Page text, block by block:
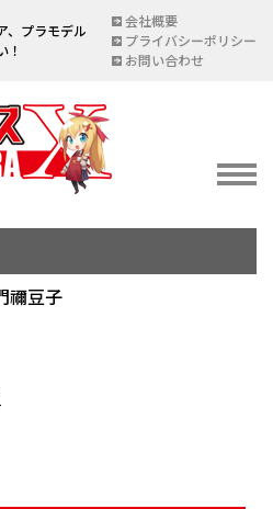
、プラモデル
！
会社概要
プライバシーポリシー
お問い合わせ
禰豆子